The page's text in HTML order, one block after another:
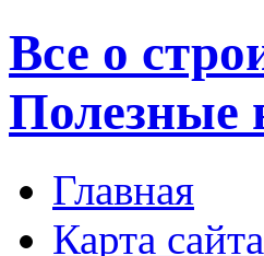
Все о
Полезные
Главная
Карта сайта